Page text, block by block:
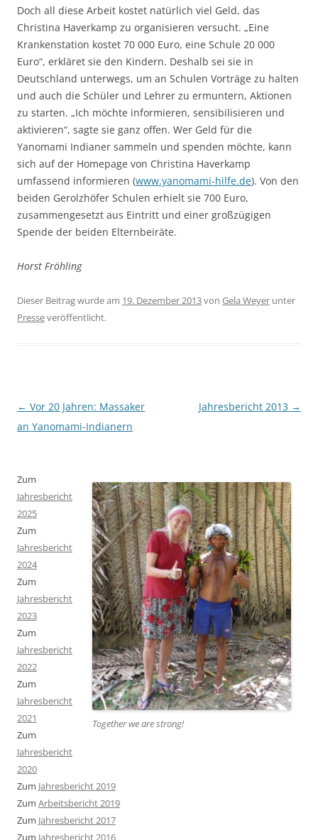
Doch all diese Arbeit kostet natürlich viel Geld, das
Christina Haverkamp zu organisieren versucht. „Eine
Krankenstation kostet 70 000 Euro, eine Schule 20 000
Euro“, erkläret sie den Kindern. Deshalb sei sie in
Deutschland unterwegs, um an Schulen Vorträge zu halten
und auch die Schüler und Lehrer zu ermuntern, Aktionen
zu starten. „Ich möchte informieren, sensibilisieren und
aktivieren“, sagte sie ganz offen. Wer Geld für die
Yanomami Indianer sammeln und spenden möchte, kann
sich auf der Homepage von Christina Haverkamp
umfassend informieren (www.yanomami-hilfe.de). Von den
beiden Gerolzhöfer Schulen erhielt sie 700 Euro,
zusammengesetzt aus Eintritt und einer großzügigen
Spende der beiden Elternbeiräte.
Horst Fröhling
Dieser Beitrag wurde am 19. Dezember 2013von Gela Weyer unter
Presseveröffentlicht.
Beitragsnavigation
← Vor 20 Jahren: Massaker
an Yanomami-Indianern
Jahresbericht 2013 →
Together we are strong!
Zum
Jahresbericht
2025
Zum
Jahresbericht
2024
Zum
Jahresbericht
2023
Zum
Jahresbericht
2022
Zum
Jahresbericht
2021
Zum
Jahresbericht
2020
Zum Jahresbericht 2019
Zum Arbeitsbericht 2019
Zum Jahresbericht 2017